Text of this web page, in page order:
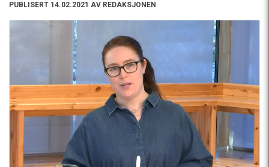
PUBLISERT 14.02.2021 AV REDAKSJONEN